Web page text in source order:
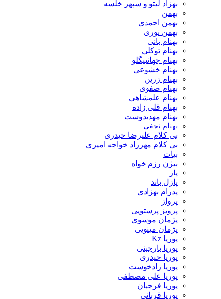
بهزاد لیتو و سپهر خلسه
بهمن
بهمن احمدی
بهمن نوری
بهنام بانی
بهنام توکلی
بهنام جهانبیگلو
بهنام خشوعی
بهنام زرین
بهنام صفوی
بهنام علمشاهی
بهنام قلی زاده
بهنام مهدیدوست
بهنام نجفی
بی کلام علیرضا حیدری
بی کلام مهرزاد خواجه امیری
بیات
بیژن رزم خواه
پاز
پازل باند
پدرام بهزادی
پرواز
پرویز پرستویی
پژمان موسوی
پژمان مینویی
پوریا Kz
پوریا بارجینی
پوریا حیدری
پوریا زادخوست
پوریا علی مصطفی
پوریا فرجیان
پوریا قربانی